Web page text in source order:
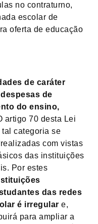
no contraturno,
escolar de
oferta de educação
de caráter
de
do ensino,
artigo 70 desta Lei
categoria se
com vistas
das instituições
Por estes
das redes
é irregular e,
para ampliar a